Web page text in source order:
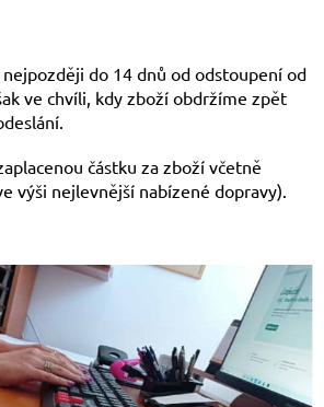
do 14 dnů od odstoupení od
ve chvíli, kdy zboží obdržíme zpět
částku za zboží včetně
výši nejlevnější nabízené dopravy).